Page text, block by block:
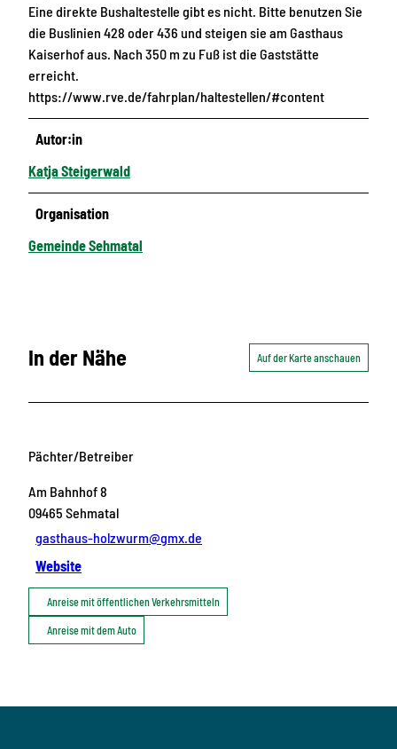
Eine direkte Bushaltestelle gibt es nicht. Bitte benutzen Sie
die Buslinien 428 oder 436 und steigen sie am Gasthaus
Kaiserhof aus. Nach 350 m zu Fuß ist die Gaststätte
erreicht.
https://www.rve.de/fahrplan/haltestellen/#content
Autor:in
Katja Steigerwald
Organisation
Gemeinde Sehmatal
In der Nähe Auf der Karte anschauen
Pächter/Betreiber
Am Bahnhof 8
09465 Sehmatal
gasthaus-holzwurm@gmx.de
Website
Anreise mit öffentlichen Verkehrsmitteln
Anreise mit dem Auto